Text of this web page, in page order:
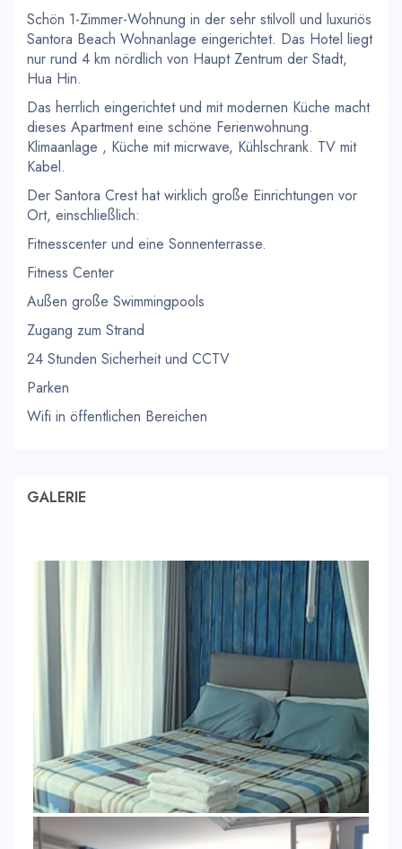
Schön 1-Zimmer-Wohnung in der sehr stilvoll und luxuriös
Santora Beach Wohnanlage eingerichtet. Das Hotel liegt
nur rund 4 km nördlich von Haupt Zentrum der Stadt,
Hua Hin.
Das herrlich eingerichtet und mit modernen Küche macht
dieses Apartment eine schöne Ferienwohnung.
Klimaanlage , Küche mit micrwave, Kühlschrank. TV mit
Kabel.
Der Santora Crest hat wirklich große Einrichtungen vor
Ort, einschließlich:
Fitnesscenter und eine Sonnenterrasse.
Fitness Center
Außen große Swimmingpools
Zugang zum Strand
24 Stunden Sicherheit und CCTV
Parken
Wifi in öffentlichen Bereichen
GALERIE